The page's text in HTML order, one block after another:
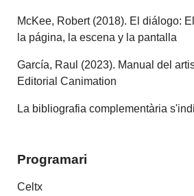
McKee, Robert (2018). El diálogo:
la página, la escena y la pantalla
García, Raul (2023). Manual del
Editorial Canimation
La bibliografia complementària
Programari
Celtx